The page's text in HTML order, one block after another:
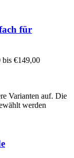
für
bis €149,00
Varianten auf. Die
werden